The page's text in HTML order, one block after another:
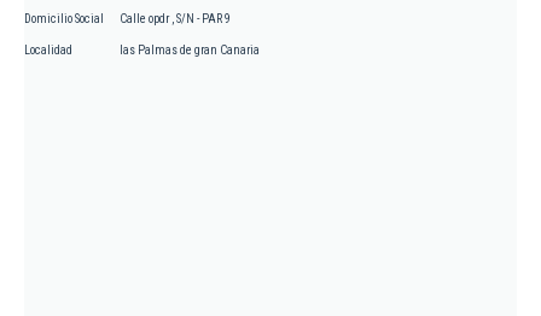
Domicilio Social Calle opdr , S/N - PAR 9
Localidad las Palmas de gran Canaria